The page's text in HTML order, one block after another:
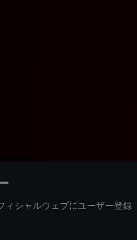
ィシャルウェブにユーザー登録